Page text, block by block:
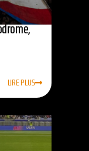
LIRE PLUS